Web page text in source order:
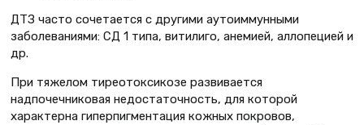
ДТЗ часто сочетается с другими аутоиммунными
заболеваниями: СД 1 типа, витилиго, анемией, аллопецией и
др.
При тяжелом тиреотоксикозе развивается
надпочечниковая недостаточность, для которой
характерна гиперпигментация кожных покровов,